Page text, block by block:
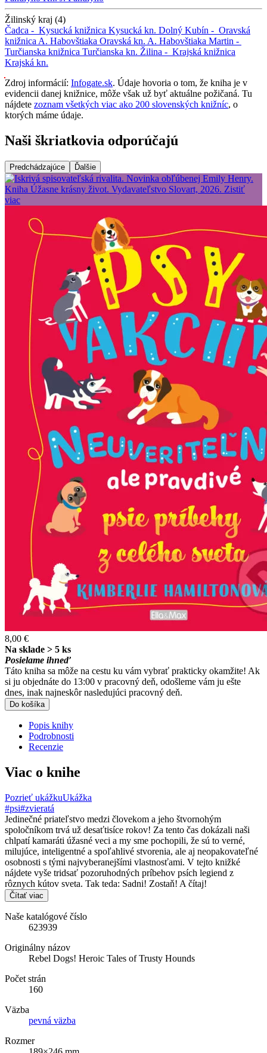
Žilinský kraj (4)
Čadca - Kysucká knižnica Kysucká kn. Dolný Kubín - Oravská
knižnica A. Habovštiaka Oravská kn. A. Habovštiaka Martin -
Turčianska knižnica Turčianska kn. Žilina - Krajská knižnica
Krajská kn.
Zdroj informácií: Infogate.sk. Údaje hovoria o tom, že kniha je v
evidencii danej knižnice, môže však už byť aktuálne požičaná. Tu
nájdete zoznam všetkých viac ako 200 slovenských knižníc, o
ktorých máme údaje.
Naši škriatkovia odporúčajú
Predchádzajúce Ďalšie
8,00 €
Na sklade > 5 ks
Posielame ihneď
Táto kniha sa môže na cestu ku vám vybrať prakticky okamžite! Ak
si ju objednáte do 13:00 v pracovný deň, odošleme vám ju ešte
dnes, inak najneskôr nasledujúci pracovný deň.
Do košíka
Popis knihy
Podrobnosti
Recenzie
Viac o knihe
Pozrieť ukážkuUkážka
#psi#zvieratá
Jedinečné priateľstvo medzi človekom a jeho štvornohým
spoločníkom trvá už desaťtisíce rokov! Za tento čas dokázali naši
chlpatí kamaráti úžasné veci a my sme pochopili, že sú to verné,
milujúce, inteligentné a spoľahlivé stvorenia, ale aj neopakovateľné
osobnosti s tými najvyberanejšími vlastnosťami. V tejto knižké
nájdete vyše tridsať pozoruhodných príbehov psích legiend z
rôznych kútov sveta. Tak teda: Sadni! Zostaň! A čítaj!
Čítať viac
Naše katalógové číslo
623939
Originálny názov
Rebel Dogs! Heroic Tales of Trusty Hounds
Počet strán
160
Väzba
pevná väzba
Rozmer